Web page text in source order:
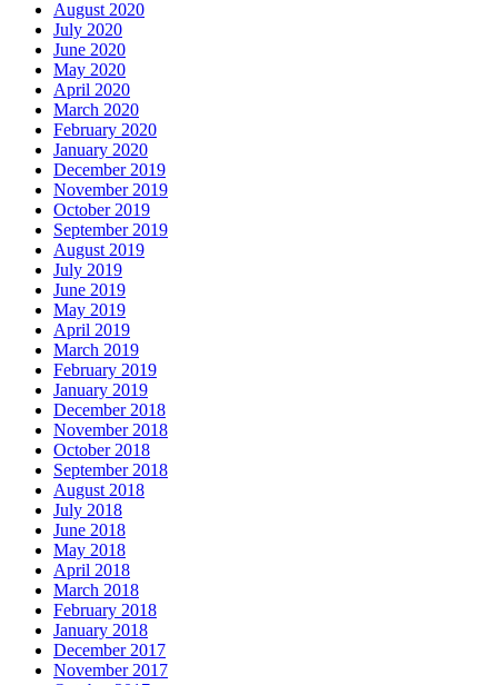
August 2020
July 2020
June 2020
May 2020
April 2020
March 2020
February 2020
January 2020
December 2019
November 2019
October 2019
September 2019
August 2019
July 2019
June 2019
May 2019
April 2019
March 2019
February 2019
January 2019
December 2018
November 2018
October 2018
September 2018
August 2018
July 2018
June 2018
May 2018
April 2018
March 2018
February 2018
January 2018
December 2017
November 2017